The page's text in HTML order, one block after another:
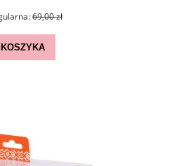
69,00 zł
KOSZYKA